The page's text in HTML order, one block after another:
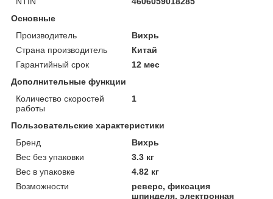
Основные
Производитель
Вихрь
Страна производитель
Китай
Гарантийный срок
12 мес
Дополнительные функции
Количество скоростей
работы
1
Пользовательские характеристики
Бренд
Вихрь
Вес без упаковки
3.3 кг
Вес в упаковке
4.82 кг
Возможности
реверс, фиксация
шпинделя, электронная